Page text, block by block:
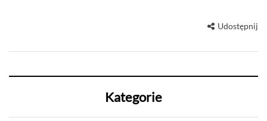
Udostępnij
Kategorie